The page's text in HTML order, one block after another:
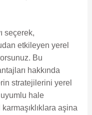
seçerek,
etkileyen yerel
Bu
hakkında
stratejilerini yerel
hale
aşina